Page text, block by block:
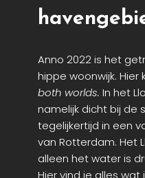
Anno 2022 is het
hippe woonwijk. Hier
both worlds. In het
namelijk dicht bij de
tegelijkertijd in een
van Rotterdam. Het
alleen het water is
Hier vind je alles